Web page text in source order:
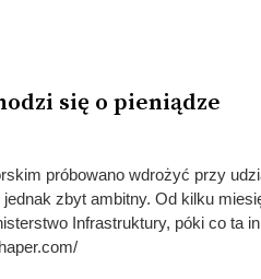
się o pieniądze
próbowano wdrożyć przy
zbyt ambitny. Od kilku
Infrastruktury, póki co ta